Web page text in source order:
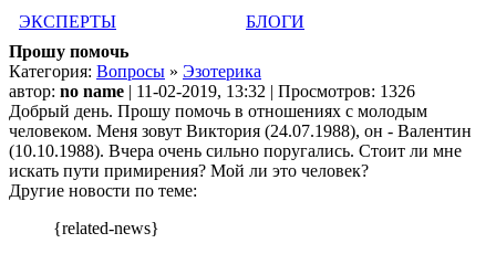
ЭКСПЕРТЫ
БЛОГИ
Прошу помочь
Категория: Вопросы » Эзотерика
автор: no name | 11-02-2019, 13:32 | Просмотров: 1326
Добрый день. Прошу помочь в отношениях с молодым
человеком. Меня зовут Виктория (24.07.1988), он - Валентин
(10.10.1988). Вчера очень сильно поругались. Стоит ли мне
искать пути примирения? Мой ли это человек?
Другие новости по теме:
{related-news}